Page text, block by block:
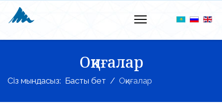
Оқиғалар
Сіз мындасыз: Басты бет Оқиғалар